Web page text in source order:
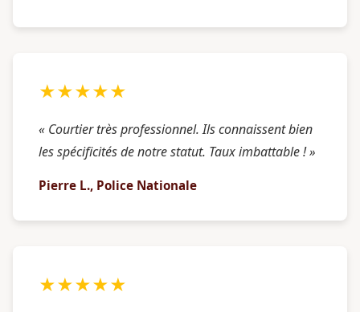
★★★★★
« Courtier très professionnel. Ils connaissent bien
les spécificités de notre statut. Taux imbattable ! »
Pierre L., Police Nationale
★★★★★